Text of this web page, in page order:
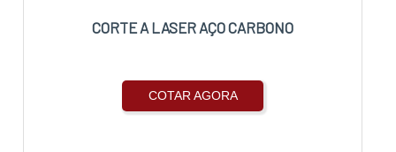
CORTE A LASER AÇO CARBONO
COTAR AGORA